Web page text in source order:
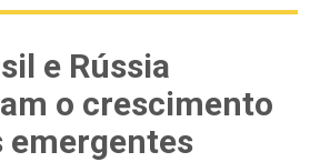
e Rússia
o crescimento
emergentes